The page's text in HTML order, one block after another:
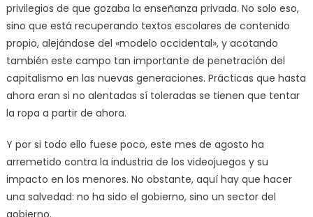
privilegios de que gozaba la enseñanza privada. No solo eso,
sino que está recuperando textos escolares de contenido
propio, alejándose del «modelo occidental», y acotando
también este campo tan importante de penetración del
capitalismo en las nuevas generaciones. Prácticas que hasta
ahora eran si no alentadas sí toleradas se tienen que tentar
la ropa a partir de ahora.
Y por si todo ello fuese poco, este mes de agosto ha
arremetido contra la industria de los videojuegos y su
impacto en los menores. No obstante, aquí hay que hacer
una salvedad: no ha sido el gobierno, sino un sector del
gobierno.